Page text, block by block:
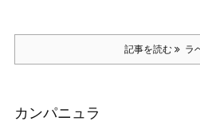
記事を読む ラ
カンパニュラ